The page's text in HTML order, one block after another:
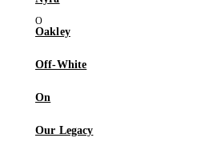
Oakley
Off-White
On
Our Legacy